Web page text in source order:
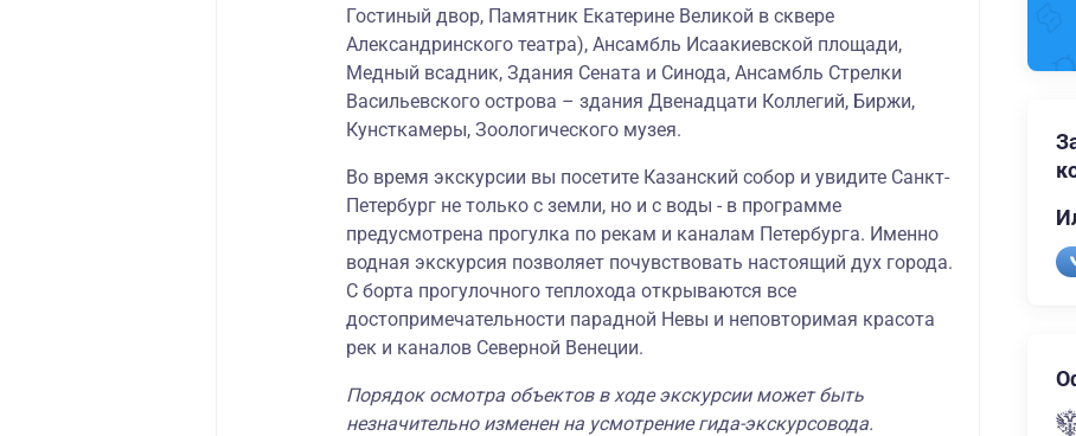
Гостиный двор, Памятник Екатерине Великой в сквере
Александринского театра), Ансамбль Исаакиевской площади,
Медный всадник, Здания Сената и Синода, Ансамбль Стрелки
Васильевского острова – здания Двенадцати Коллегий, Биржи,
Кунсткамеры, Зоологического музея.
Во время экскурсии вы посетите Казанский собор и увидите Санкт-
Петербург не только с земли, но и с воды - в программе
предусмотрена прогулка по рекам и каналам Петербурга. Именно
водная экскурсия позволяет почувствовать настоящий дух города.
С борта прогулочного теплохода открываются все
достопримечательности парадной Невы и неповторимая красота
рек и каналов Северной Венеции.
Порядок осмотра объектов в ходе экскурсии может быть
незначительно изменен на усмотрение гида-экскурсовода.